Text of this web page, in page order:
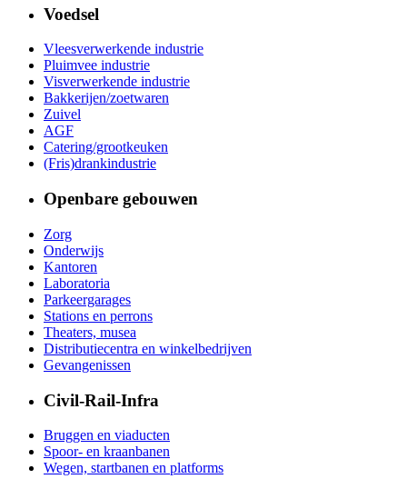
Voedsel
Vleesverwerkende industrie
Pluimvee industrie
Visverwerkende industrie
Bakkerijen/zoetwaren
Zuivel
AGF
Catering/grootkeuken
(Fris)drankindustrie
Openbare gebouwen
Zorg
Onderwijs
Kantoren
Laboratoria
Parkeergarages
Stations en perrons
Theaters, musea
Distributiecentra en winkelbedrijven
Gevangenissen
Civil-Rail-Infra
Bruggen en viaducten
Spoor- en kraanbanen
Wegen, startbanen en platforms